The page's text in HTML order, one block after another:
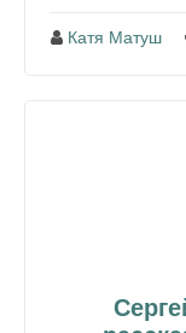
Катя Матуш